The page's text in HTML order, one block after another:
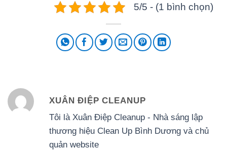
5/5 - (1 bình chọn)
XUÂN ĐIỆP CLEANUP
Tôi là Xuân Điệp Cleanup - Nhà sáng lập
thương hiệu Clean Up Bình Dương và chủ
quản website